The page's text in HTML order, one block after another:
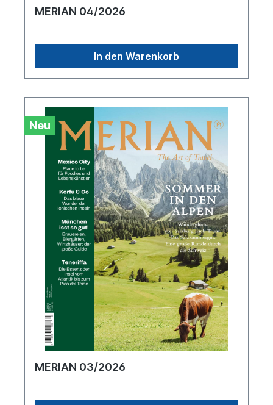
MERIAN 04/2026
In den Warenkorb
Neu
MERIAN 03/2026